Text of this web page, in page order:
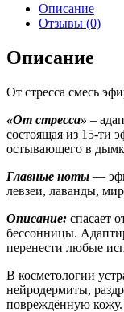
Описание
Отзывы (0)
Описание
От стресса смесь
«От стресса» –
состоящая из 15-ти
остывающего в
Главные ноты —
левзеи, лаванды,
Описание: спасает
бессонницы.
перенести любые
В косметологии
нейродермиты,
повреждённую кожу.